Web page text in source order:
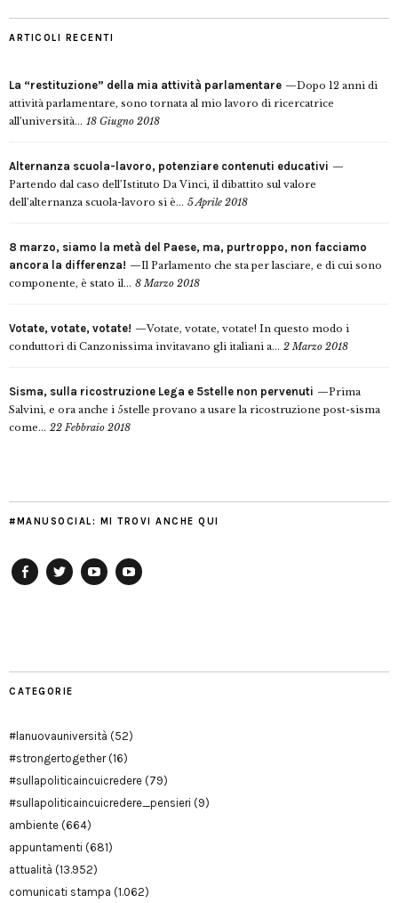
ARTICOLI RECENTI
La “restituzione” della mia attività parlamentare
Dopo 12 anni di
attività parlamentare, sono tornata al mio lavoro di ricercatrice
all’università... 18 Giugno 2018
Alternanza scuola-lavoro, potenziare contenuti educativi
Partendo dal caso dell’Istituto Da Vinci, il dibattito sul valore
dell’alternanza scuola-lavoro si è... 5 Aprile 2018
8 marzo, siamo la metà del Paese, ma, purtroppo, non facciamo
ancora la differenza!
Il Parlamento che sta per lasciare, e di cui sono
componente, è stato il... 8 Marzo 2018
Votate, votate, votate!
Votate, votate, votate! In questo modo i
conduttori di Canzonissima invitavano gli italiani a... 2 Marzo 2018
Sisma, sulla ricostruzione Lega e 5stelle non pervenuti
Prima
Salvini, e ora anche i 5stelle provano a usare la ricostruzione post-sisma
come... 22 Febbraio 2018
#MANUSOCIAL: MI TROVI ANCHE QUI
CATEGORIE
#lanuovauniversità (52)
#strongertogether(16)
#sullapoliticaincuicredere (79)
#sullapoliticaincuicredere_pensieri (9)
ambiente (664)
appuntamenti (681)
attualità (13.952)
comunicati stampa (1.062)